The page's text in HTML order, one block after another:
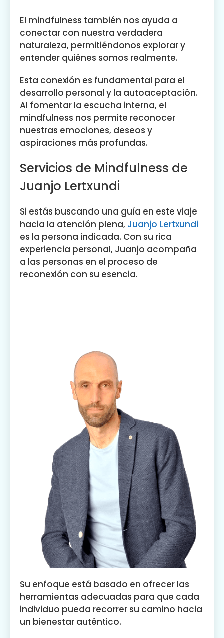
El mindfulness también nos ayuda a
conectar con nuestra verdadera
naturaleza, permitiéndonos explorar y
entender quiénes somos realmente.
Esta conexión es fundamental para el
desarrollo personal y la autoaceptación.
Al fomentar la escucha interna, el
mindfulness nos permite reconocer
nuestras emociones, deseos y
aspiraciones más profundas.
Servicios de Mindfulness de
Juanjo Lertxundi
Si estás buscando una guía en este viaje
hacia la atención plena, Juanjo Lertxundi
es la persona indicada. Con su rica
experiencia personal, Juanjo acompaña
a las personas en el proceso de
reconexión con su esencia.
Su enfoque está basado en ofrecer las
herramientas adecuadas para que cada
individuo pueda recorrer su camino hacia
un bienestar auténtico.